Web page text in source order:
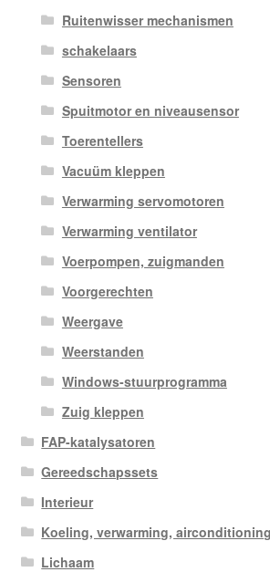
Ruitenwisser mechanismen
schakelaars
Sensoren
Spuitmotor en niveausensor
Toerentellers
Vacuüm kleppen
Verwarming servomotoren
Verwarming ventilator
Voerpompen, zuigmanden
Voorgerechten
Weergave
Weerstanden
Windows-stuurprogramma
Zuig kleppen
FAP-katalysatoren
Gereedschapssets
Interieur
Koeling, verwarming, airconditioning
Lichaam